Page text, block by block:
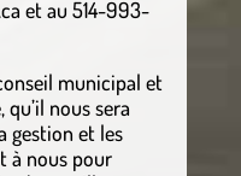
et au 514-993-
municipal et
nous sera
gestion et les
à nous pour